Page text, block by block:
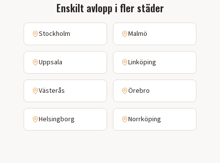
Enskilt avlopp i fler städer
Stockholm Malmö
Uppsala Linköping
Västerås Örebro
Helsingborg Norrköping